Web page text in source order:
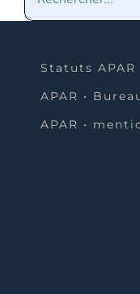
Statuts APAR
APAR •
APAR •